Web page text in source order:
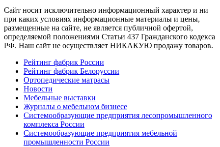
Cайт носит исключительно информационный характер и ни
при каких условиях информационные материалы и цены,
размещенные на сайте, не является публичной офертой,
определяемой положениями Статьи 437 Гражданского кодекса
РФ. Наш сайт не осуществляет НИКАКУЮ продажу товаров.
Рейтинг фабрик России
Рейтинг фабрик Белоруссии
Ортопедические матрасы
Новости
Мебельные выставки
Журналы о мебельном бизнесе
Системообразующие предприятия лесопромышленного
комплекса России
Системообразующие предприятия мебельной
промышленности России